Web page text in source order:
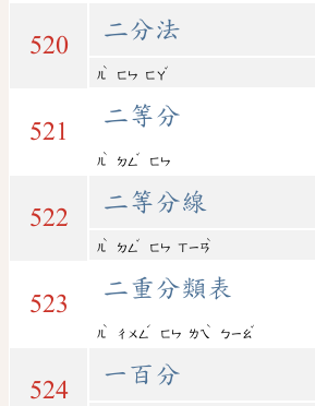
520
二分法
ㄦ
ˋ
ㄈㄣ ㄈㄚ
ˇ
521
二等分
ㄦ
ˋ
ㄉㄥ
ˇ
ㄈㄣ
522
二等分線
ㄦ
ˋ
ㄉㄥ
ˇ
ㄈㄣ ㄒㄧㄢ
ˋ
523
二重分類表
ㄦ
ˋ
ㄔㄨㄥ
ˊ
ㄈㄣ ㄌㄟ
ˋ
ㄅㄧㄠ
ˇ
524
一百分